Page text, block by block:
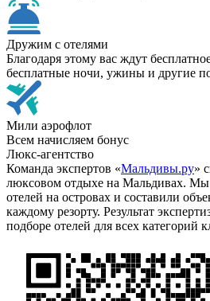
Дружим с отелями
Благодаря этому вас ждут
бесплатные ночи, ужины и другие
Мили аэрофлот
Всем начисляем бонус
Люкс-агентство
Команда экспертов «Мальдивы.ру»
люксовом отдыхе на Мальдивах. Мы
отелей на островах и составили
каждому резорту. Результат
подборе отелей для всех категорий